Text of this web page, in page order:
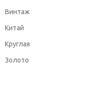
Винтаж
Китай
Круглая
Золото